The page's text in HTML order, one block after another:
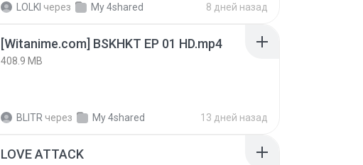
LOLKI через My 4shared 8 дней назад
[Witanime.com] BSKHKT EP 01 HD.mp4
408.9 MB
BLITR через My 4shared 13 дней назад
LOVE ATTACK